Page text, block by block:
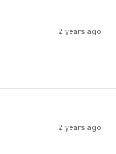
2 years ago
2 years ago